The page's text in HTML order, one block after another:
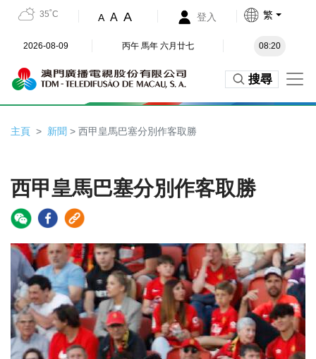
35˚C A A A 登入 繁
2026-08-09 丙午 馬年 六月廿七 08:20
搜尋
主頁 新聞 > 西甲皇馬巴塞分別作客取勝
西甲皇馬巴塞分別作客取勝